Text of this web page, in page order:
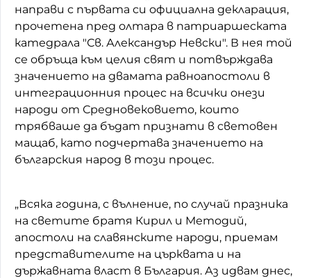
направи с първата си официална декларация,
прочетена пред олтара в патриаршеската
катедрала "Св. Александър Невски". В нея той
се обръща към целия свят и потвърждава
значението на двамата равноапостоли в
интеграционния процес на всички онези
народи от Средновековието, които
трябваше да бъдат признати в световен
мащаб, като подчертава значението на
българския народ в този процес.
„Всяка година, с вълнение, по случай празника
на светите братя Кирил и Методий,
апостоли на славянските народи, приемам
представителите на църквата и на
държавната власт в България. Аз идвам днес,